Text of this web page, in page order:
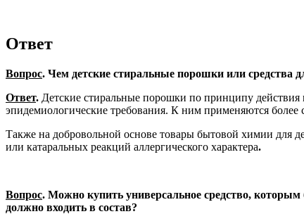
Ответ
Вопрос. Чем детские стиральные порошки или средства
Ответ. Детские стиральные порошки по принципу действия
эпидемиологические требования. К ним применяются более
Также на добровольной основе товары бытовой химии для
или катаральных реакций аллергического характера.
Вопрос. Можно купить универсальное средство,
должно входить в состав?